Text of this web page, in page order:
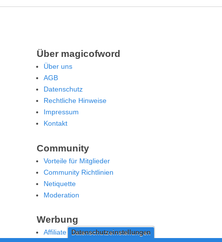
Datenschutzeinstellungen
Über magicofword
Über uns
AGB
Datenschutz
Rechtliche Hinweise
Impressum
Kontakt
Community
Vorteile für Mitglieder
Community Richtlinien
Netiquette
Moderation
Werbung
Affiliate Offenlegung